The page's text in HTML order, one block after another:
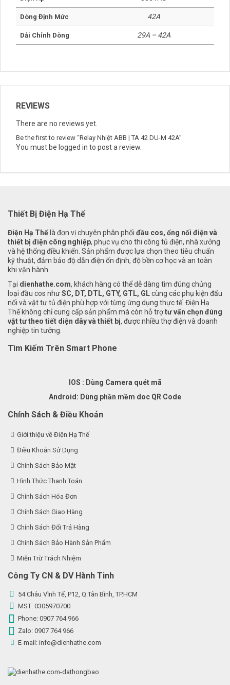
Điện Áp 380VAC
Dòng Định Mức 42A
REVIEWS
There are no reviews yet.
Thiết Bị Điện Hạ Thế
Điện Hạ Thếlà đơn vị chuyên phân phốiđầu cos, ống nối điện và
thiết bị điện công nghiệp , phục vụ cho thi công tủ điện, nhà xưởng
và hệ thống điều khiển. Sản phẩm được lựa chọn theo tiêu chuẩn
kỹ thuật, đảm bảo độ dẫn điện ổn định, độ bền cơ học và an toàn
khi vận hành.
Tạidienhathe.com , khách hàng có thể dễ dàng tìm đúng chủng
loại đầu cos nhưSC, DT, DTL, GTY, GTL, GLcùng các phụ kiện đấu
nối và vật tư tủ điện phù hợp với từng ứng dụng thực tế. Điện Hạ
Thế không chỉ cung cấp sản phẩm mà còn hỗ trợ
nghiệp tin tưởng.
IOS : Dùng Camera quét mã
Android: Dùng phần mềm doc QR Code
Chính Sách & Điều Khoản
Giới thiệu về Điện Hạ Thế
Điều Khoản Sử Dụng
Chính Sách Bảo Mật
Hình Thức Thanh Toán
Chính Sách Hóa Đơn
Chính Sách Giao Hàng
Chính Sách Đổi Trả Hàng
Chính Sách Bảo Hành Sản Phẩm
Miễn Trừ Trách Nhiệm
Công Ty CN & DV Hành Tinh
54 Châu Vĩnh Tế, P12, Q.Tân Bình, TP.HCM
MST: 0305970700
Phone: 0907 764 966